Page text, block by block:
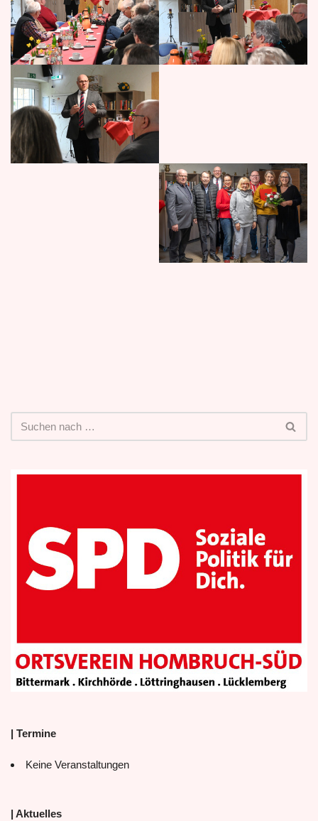
| Termine
Keine Veranstaltungen
| Aktuelles